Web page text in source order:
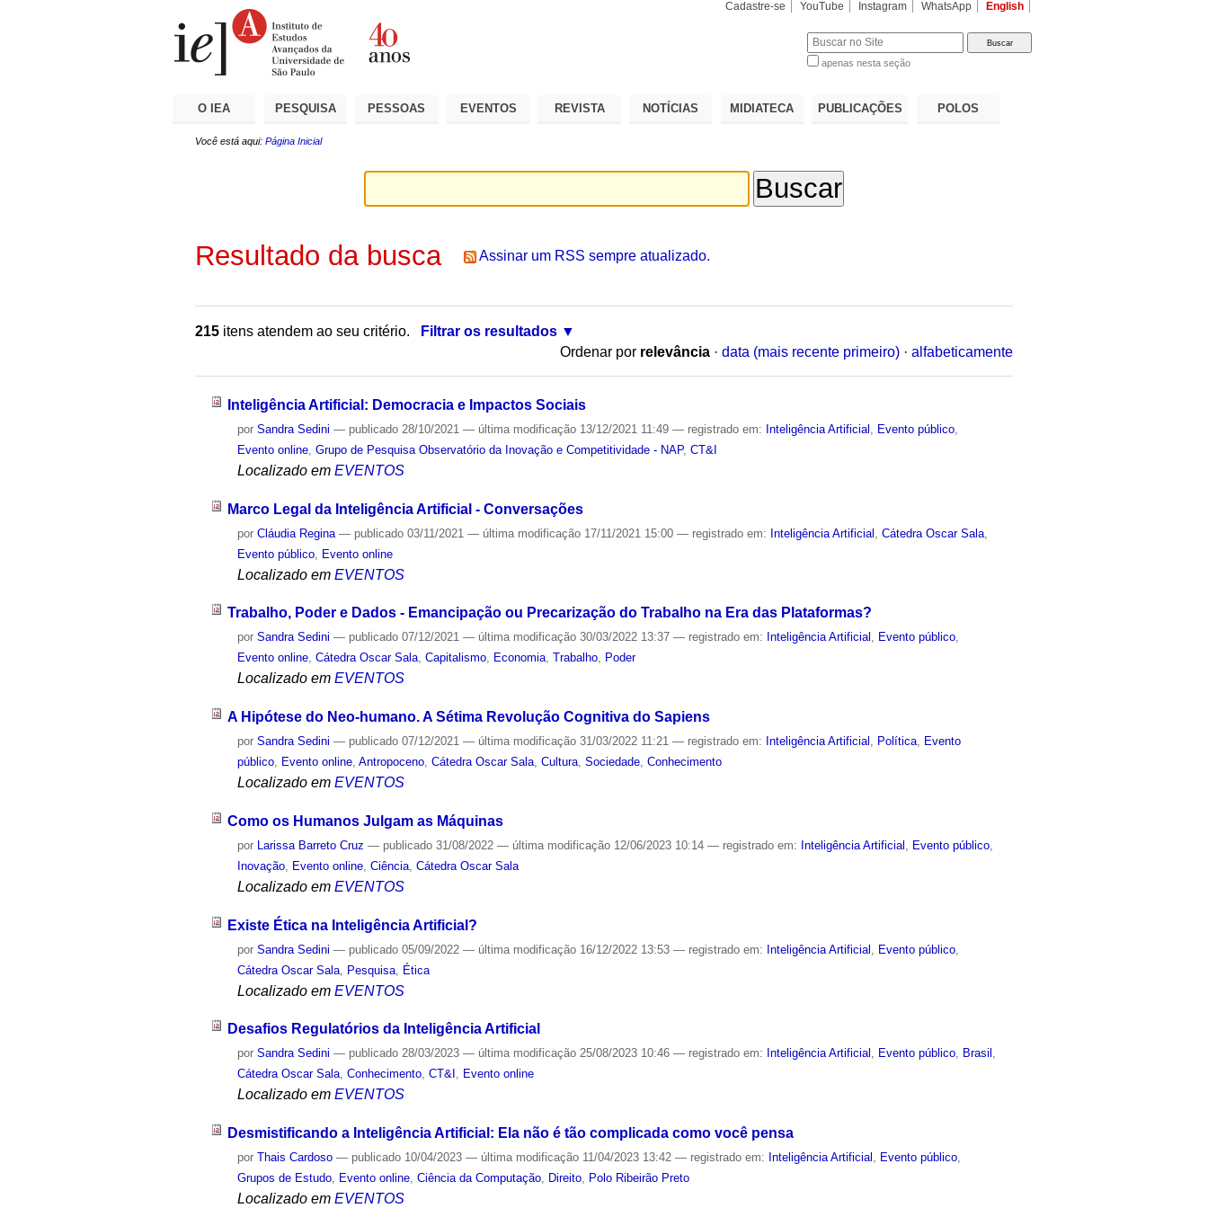
Cadastre-se YouTube Instagram WhatsApp English
apenas nesta seção
O IEA PESQUISA PESSOAS EVENTOS REVISTA NOTÍCIAS MIDIATECA PUBLICAÇÕES POLOS
Você está aqui: Página Inicial
Resultado da busca Assinar um RSS sempre atualizado.
215 itens atendem ao seu critério.
Filtrar os resultados
Ordenar por relevância · data (mais recente primeiro) · alfabeticamente
Inteligência Artificial: Democracia e Impactos Sociais
porSandra Sedini — publicado 28/10/2021— última modificação 13/12/2021 11:49— registrado em: Inteligência Artificial Evento público
Evento online ,Grupo de Pesquisa Observatório da Inovação e Competitividade - NAP,CT&I
Localizado em EVENTOS
Marco Legal da Inteligência Artificial - Conversações
porCláudia Regina — publicado 03/11/2021— última modificação 17/11/2021 15:00— registrado em: Inteligência Artificial ,Cátedra Oscar Sala
Evento público Evento online
Localizado em EVENTOS
Trabalho, Poder e Dados - Emancipação ou Precarização do Trabalho na Era das Plataformas?
porSandra Sedini — publicado 07/12/2021— última modificação 30/03/2022 13:37— registrado em: Inteligência Artificial , Evento público,
Evento online,Cátedra Oscar Sala,Capitalismo, Economia,Trabalho, Poder
Localizado em EVENTOS
A Hipótese do Neo-humano. A Sétima Revolução Cognitiva do Sapiens
porSandra Sedini — publicado 07/12/2021— última modificação 31/03/2022 11:21— registrado em: Inteligência Artificial , Política, Evento
público, Evento online,Antropoceno,Cátedra Oscar Sala,Cultura,Sociedade,Conhecimento
Localizado em EVENTOS
Como os Humanos Julgam as Máquinas
por Larissa Barreto Cruz — publicado 31/08/2022— última modificação 12/06/2023 10:14— registrado em: Inteligência Artificial Evento público
Inovação
Evento online ,Ciência ,Cátedra Oscar Sala
Localizado em EVENTOS
Existe Ética na Inteligência Artificial?
porSandra Sedini — publicado 05/09/2022— última modificação 16/12/2022 13:53— registrado em: Inteligência Artificial Evento público
Cátedra Oscar Sala Pesquisa Ética
Localizado em EVENTOS
Desafios Regulatórios da Inteligência Artificial
porSandra Sedini — publicado 28/03/2023— última modificação 25/08/2023 10:46— registrado em: Inteligência Artificial , Evento público, Brasil ,
Cátedra Oscar Sala,Conhecimento,CT&I , Evento online
Localizado em EVENTOS
Desmistificando a Inteligência Artificial: Ela não é tão complicada como você pensa
porThais Cardoso — publicado 10/04/2023— última modificação 11/04/2023 13:42— registrado em: Inteligência Artificial Evento público
Grupos de Estudo
Evento online ,Ciência da Computação Direito Polo Ribeirão Preto
Localizado em EVENTOS